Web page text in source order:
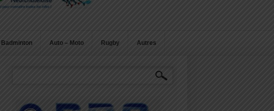
Badminton Auto – Moto Rugby Autres